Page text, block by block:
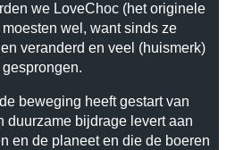
we LoveChoc (het originele
wel, want sinds ze
veranderd en veel (huismerk)
beweging heeft gestart van
duurzame bijdrage levert aan
en de planeet en die de boeren